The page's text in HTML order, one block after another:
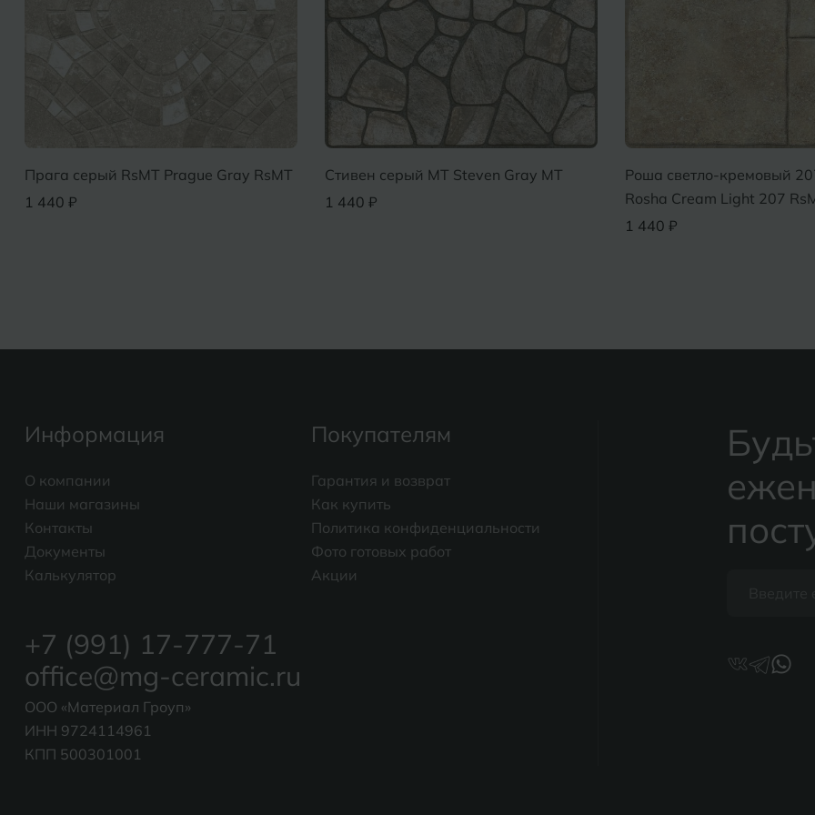
серый RsMT Prague Gray RsMT
440 ₽
Стивен серый MT Steven Gray MT
1 440 ₽
Роша светло-кремовый 207
Rosha Cream Light 207 RsMT
1 440 ₽
Информация
О компании
Наши магазины
Контакты
Документы
Калькулятор
Покупателям
Гарантия и возврат
Как купить
Политика конфиденциальности
Фото готовых работ
Акции
+7 (991) 17-777-71
office@mg-ceramic.ru
ООО «Материал Гроуп»
ИНН 9724114961
КПП 500301001